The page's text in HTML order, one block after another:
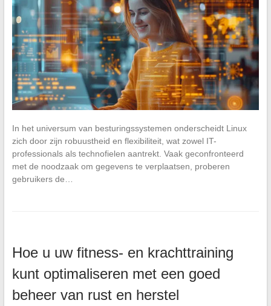
In het universum van besturingssystemen onderscheidt Linux
zich door zijn robuustheid en flexibiliteit, wat zowel IT-
professionals als technofielen aantrekt. Vaak geconfronteerd
met de noodzaak om gegevens te verplaatsen, proberen
gebruikers de…
Hoe u uw fitness- en krachttraining
kunt optimaliseren met een goed
beheer van rust en herstel